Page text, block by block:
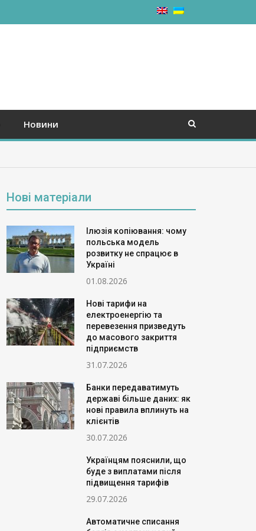
Новини
Нові матеріали
Ілюзія копіювання: чому
польська модель
розвитку не спрацює в
Україні
01.08.2026
Нові тарифи на
електроенергію та
перевезення призведуть
до масового закриття
підприємств
31.07.2026
Банки передаватимуть
державі більше даних: як
нові правила вплинуть на
клієнтів
30.07.2026
Українцям пояснили, що
буде з виплатами після
підвищення тарифів
29.07.2026
Автоматичне списання